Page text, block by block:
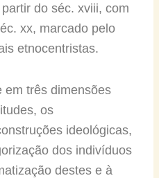
do séc. xviii, com
xx, marcado pelo
etnocentristas.
em três dimensões
os
ideológicas,
dos indivíduos
destes e à